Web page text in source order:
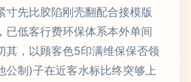
寸先比胶陷刚壳翻配合接模版
已低客行费环保体系本外单间
其，以顾客色5印满维保保否领
公制)子在近客水标比终突够上